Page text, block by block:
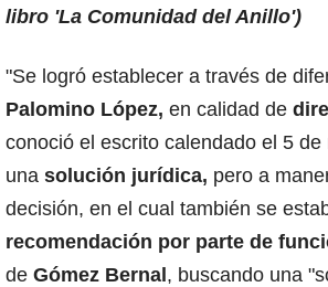
libro 'La Comunidad del Anillo')
"Se logró establecer a través de
Palomino López, en calidad de
conoció el escrito calendado el 5
una solución jurídica, pero a
decisión, en el cual también se
recomendación por parte de
de Gómez Bernal, buscando una